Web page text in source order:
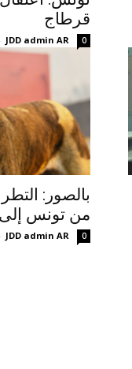
قرطاج
JDD admin AR
- 0
بالصور:
من تونس إلى
JDD admin AR
- 0